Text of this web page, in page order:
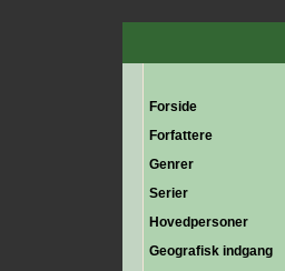
Forside
Forfattere
Genrer
Serier
Hovedpersoner
Geografisk indgang